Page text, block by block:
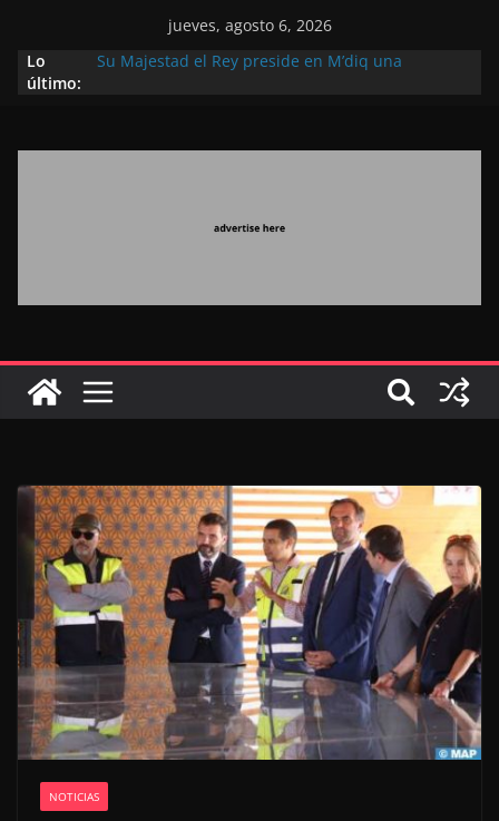
jueves, agosto 6, 2026
Lo
último:
Su Majestad el Rey preside en M’diq una
llegada masiva de marroquíes residentes en el
Marruecos gracias a una visión estratégica
destinada a consolidar la posición de Marruecos
El Discurso Real, un mensaje portador de
esperanza y confianza en el futuro (académico
español)
NOTICIAS